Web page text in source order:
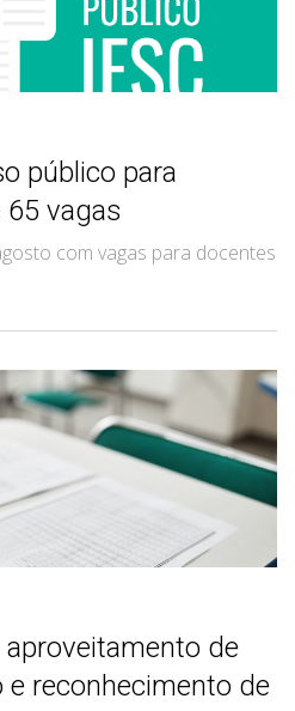
público para
vagas
com vagas para docentes
de
reconhecimento de